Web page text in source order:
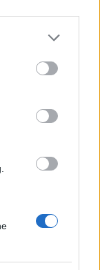
more Google
may click to
party tags to
below Google
nella